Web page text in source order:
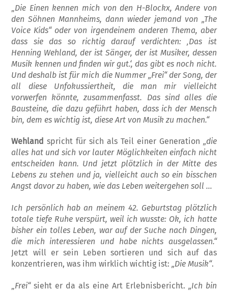
Die Einen kennen mich von den H-Blockx, Andere von
den Söhnen Mannheims, dann wieder jemand von „The
Voice Kids“ oder von irgendeinem anderen Thema, aber
dass sie das so richtig darauf verdichten: ‚Das ist
Henning Wehland, der ist Sänger, der ist Mu­siker, dessen
Musik kennen und finden wir gut.‘, das gibt es noch nicht.
Und deshalb ist für mich die Nummer „Frei“ der Song, der
all diese Unfokussiertheit, die man mir vielleicht
vorwerfen könnte, zusammenfasst. Das sind alles die
Bausteine, die dazu geführt haben, dass ich der Mensch
bin, dem es wichtig ist, diese Art von Musik zu machen.“
Wehland spricht für sich als Teil einer Gener­ation „die
alles hat und sich vor lauter Mög­lichkeiten einfach nicht
entscheiden kann. Und jetzt plötzlich in der Mitte des
Lebens zu stehen und ja, vielleicht auch so ein bisschen
Angst davor zu haben, wie das Leben weiter­gehen soll …
Ich persönlich hab an meinem 42. Geburtstag plötzlich
totale tiefe Ruhe verspürt, weil ich wusste: Ok, ich hatte
bisher ein tolles Leben, war auf der Suche nach Dingen,
die mich in­teressieren und habe nichts ausgelassen.“
Jetzt will er sein Leben sortieren und sich auf das
konzentrieren, was ihm wirklich wichtig ist:„Die Musik“.
„Frei“sieht er da als eine Art Erlebnisbericht. „Ich bin